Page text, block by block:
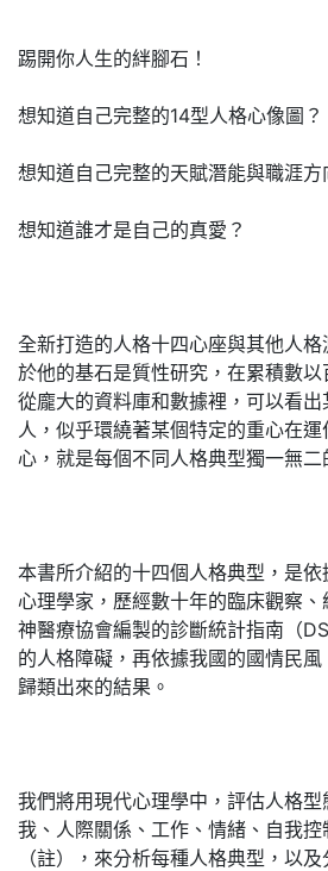
踢開你人生的絆腳石！
想知道自己完整的14型人格心像圖？
想知道自己完整的天賦潛能與職涯方
想知道誰才是自己的真愛？
全新打造的人格十四心座與其他人
於他的基石是質性研究，在累積數以
從龐大的資料庫和數據裡，可以看
人，似乎環繞著某個特定的重心在
心，就是每個不同人格典型獨一無二
本書所介紹的十四個人格典型，是
心理學家，歷經數十年的臨床觀察
神醫療協會編製的診斷統計指南（
的人格障礙，再依據我國的國情民
歸類出來的結果。
我們將用現代心理學中，評估人格
我、人際關係、工作、情緒、自我控
（註），來分析每種人格典型，以